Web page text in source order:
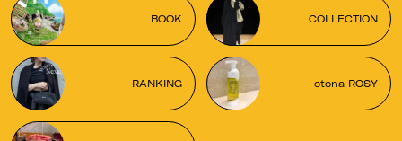
BOOK COLLECTION
RANKING otona ROSY